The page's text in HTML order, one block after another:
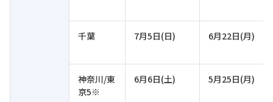
千葉 7月5日(日) 6月22日(月)
神奈川/東
京5※
6月6日(土) 5月25日(月)